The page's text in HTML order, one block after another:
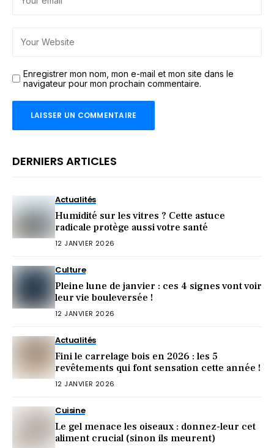
Enregistrer mon nom, mon e-mail et mon site dans le
navigateur pour mon prochain commentaire.
DERNIERS ARTICLES
Actualités
Humidité sur les vitres ? Cette astuce
radicale protège aussi votre santé
12 JANVIER 2026
Culture
Pleine lune de janvier : ces 4 signes vont voir
leur vie bouleversée !
12 JANVIER 2026
Actualités
Fini le carrelage bois en 2026 : les 5
revêtements qui font sensation cette année !
12 JANVIER 2026
Cuisine
Le gel menace les oiseaux : donnez-leur cet
aliment crucial (sinon ils meurent)